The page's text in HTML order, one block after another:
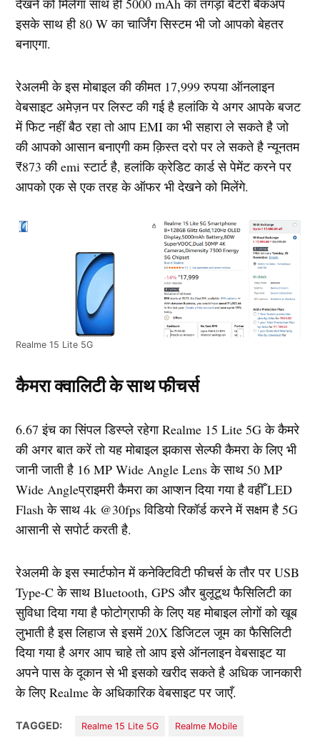
देखने को मिलेगा साथ ही 5000 mAh का तगड़ा बैटरी बैकअप
इसके साथ ही 80 W का चार्जिंग सिस्टम भी जो आपको बेहतर
बनाएगा.
रेअलमी के इस मोबाइल की कीमत 17,999 रुपया ऑनलाइन
वेबसाइट अमेज़न पर लिस्ट की गई है हलांकि ये अगर आपके बजट
में फिट नहीं बैठ रहा तो आप EMI का भी सहारा ले सकते है जो
की आपको आसान बनाएगी कम क़िस्त दरो पर ले सकते है न्यूनतम
₹873 की emi स्टार्ट है, हलांकि क्रेडिट कार्ड से पेमेंट करने पर
आपको एक से एक तरह के ऑफर भी देखने को मिलेंगे.
Realme 15 Lite 5G
कैमरा क्वालिटी के साथ फीचर्स
6.67 इंच का सिंपल डिस्प्ले रहेगा Realme 15 Lite 5G के कैमरे
की अगर बात करें तो यह मोबाइल झकास सेल्फी कैमरा के लिए भी
जानी जाती है 16 MP Wide Angle Lens के साथ 50 MP
Wide Angleप्राइमरी कैमरा का आप्शन दिया गया है वहीँ LED
Flash के साथ 4k @30fps विडियो रिकॉर्ड करने में सक्षम है 5G
आसानी से सपोर्ट करती है.
रेअलमी के इस स्मार्टफोन में कनेक्टिविटी फीचर्स के तौर पर USB
Type-C के साथ Bluetooth, GPS और बुलूटूथ फैसिलिटी का
सुविधा दिया गया है फोटोग्राफी के लिए यह मोबाइल लोगों को खूब
लुभाती है इस लिहाज से इसमें 20X डिजिटल जूम का फैसिलिटी
दिया गया है अगर आप चाहे तो आप इसे ऑनलाइन वेबसाइट या
अपने पास के दूकान से भी इसको खरीद सकते है अधिक जानकारी
के लिए Realme के अधिकारिक वेबसाइट पर जाएँ.
TAGGED: Realme 15 Lite 5G Realme Mobile